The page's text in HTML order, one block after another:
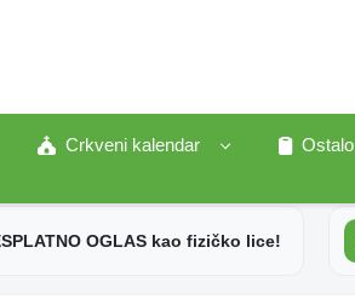
Crkveni kalendar
Ostalo
OGLAS kao fizičko lice!